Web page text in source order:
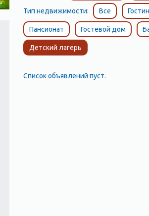
Тип недвижимости: Все
Пансионат Гостевой дом
Детский лагерь
Список объявлений пуст.